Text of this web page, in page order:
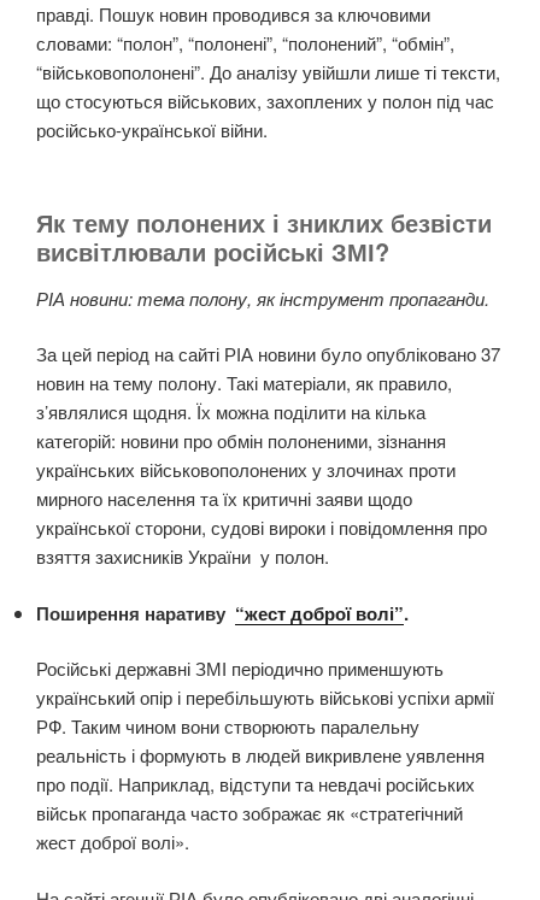
правді. Пошук новин проводився за ключовими
словами: “полон”, “полонені”, “полонений”, “обмін”,
“військовополонені”. До аналізу увійшли лише ті тексти,
що стосуються військових, захоплених у полон під час
російсько-української війни.
Як тему полонених і зниклих безвісти
висвітлювали російські ЗМІ?
РІА новини: тема полону, як інструмент пропаганди.
За цей період на сайті РІА новини було опубліковано 37
новин на тему полону. Такі матеріали, як правило,
з’являлися щодня. Їх можна поділити на кілька
категорій: новини про обмін полоненими, зізнання
українських військовополонених у злочинах проти
мирного населення та їх критичні заяви щодо
української сторони, судові вироки і повідомлення про
взяття захисників України у полон.
Поширення наративу “жест доброї волі”.
Російські державні ЗМІ періодично применшують
український опір і перебільшують військові успіхи армії
РФ. Таким чином вони створюють паралельну
реальність і формують в людей викривлене уявлення
про події. Наприклад, відступи та невдачі російських
військ пропаганда часто зображає як «стратегічний
жест доброї волі».